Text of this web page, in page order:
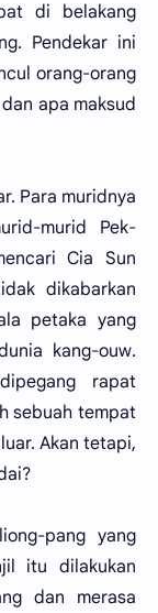
di belakang
Pendekar ini
orang-orang
apa maksud
Para muridnya
murid Pek-
Cia Sun
dikabarkan
petaka yang
kang-ouw.
rapat
sebuah tempat
Akan tetapi,
pang yang
itu dilakukan
dan merasa